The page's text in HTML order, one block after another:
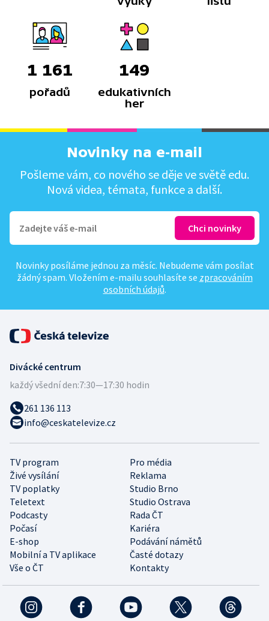
1 161
pořadů
149
edukativních
her
Novinky na e-mail
Pošleme vám, co nového se děje ve světě edu.
Nová videa, témata, funkce a další.
Novinky posíláme jednou za měsíc. Nebudeme vám posílat
žádný spam. Vložením e-mailu souhlasíte se zpracováním
osobních údajů.